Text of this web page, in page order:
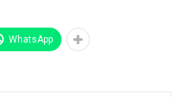
WhatsApp